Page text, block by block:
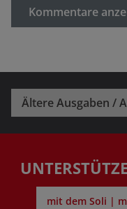
Kommentare
Ältere Ausgaben /
mit dem Soli |